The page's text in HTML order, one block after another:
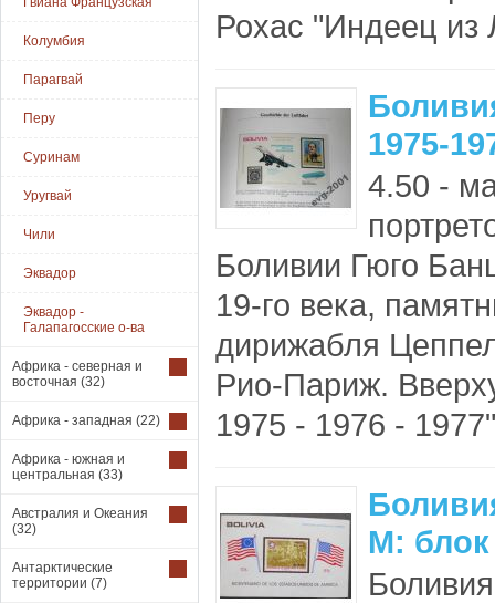
Колумбия
Парагвай
Перу
Суринам
Уругвай
Чили
Эквадор
Эквадор -
Галапагосские о-ва
Африка - северная и
восточная (32)
Африка - западная (22)
Африка - южная и
центральная (33)
Австралия и Океания
(32)
Антарктические
территории (7)
Рохас "Индеец из
1975-
4.50 -
Боливии Гюго
19-го века,
дирижабля
Рио-Париж.
1975 - 1976 -
М: блок